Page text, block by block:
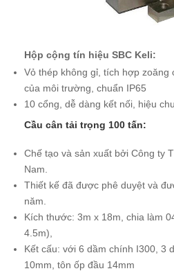
Hộp cộng tín hiệu SBC Keli:
Vỏ thép không gỉ, tích hợp zoăng
của môi trường, chuẩn IP65
10 cổng, dễ dàng kết nối, hiệu
Cầu cân tải trọng 100 tấn:
Chế tạo và sản xuất bởi Công ty
Nam.
Thiết kế đã được phê duyệt và
năm.
Kích thước: 3m x 18m, chia làm
4.5m),
Kết cấu: với 6 dầm chính I300, 3
10mm, tôn ốp đầu 14mm